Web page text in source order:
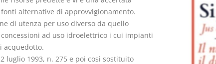
alternative di approvvigionamento.
di utenza per uso diverso da quello
ad uso idroelettrico i cui impianti
acquedotto.
luglio 1993, n. 275 e poi così sostituito